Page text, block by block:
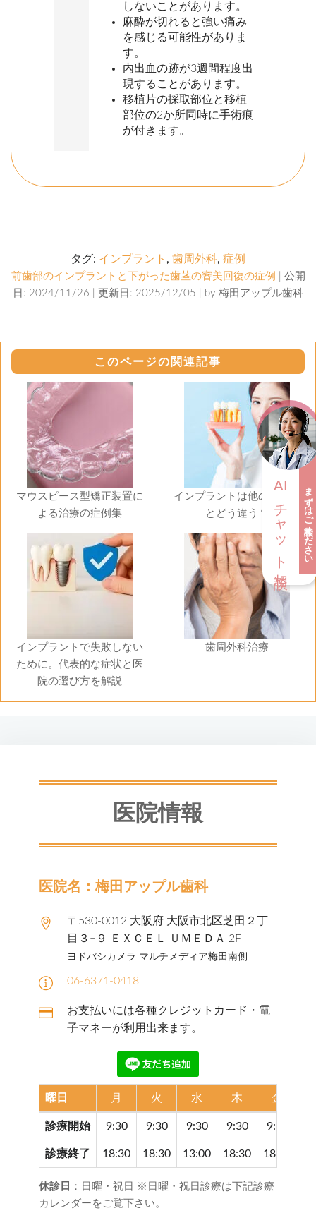
しないことがあります。
麻酔が切れると強い痛み
を感じる可能性がありま
す。
内出血の跡が3週間程度出
現することがあります。
移植片の採取部位と移植
部位の2か所同時に手術痕
が付きます。
タグ: インプラント , 歯周外科, 症例
前歯部のインプラントと下がった歯茎の審美回復の症例
| 公開
日: 2024/11/26 | 更新日: 2025/12/05 | by 梅田アップル歯科
このページの関連記事
マウスピース型矯正装置に
よる治療の症例集
インプラントは他の治療法
とどう違う？
インプラントで失敗しない
ために。代表的な症状と医
院の選び方を解説
歯周外科治療
医院情報
医院名：梅田アップル歯科
〒530-0012 大阪府 大阪市北区芝田２丁
目３−９ ＥＸＣＥＬ ＵＭＥＤＡ 2F
ヨドバシカメラ マルチメディア梅田南側
06-6371-0418
お支払いには各種クレジットカード・電
子マネーが利用出来ます。
曜日 月 火 水 木 金
診療開始 9:30 9:30 9:30 9:30 9:30
診療終了 18:30 18:30 13:00 18:30 18:30
休診日 ：日曜・祝日 ※日曜・祝日診療は下記診療
カレンダーをご覧下さい。
AI
チャット相談 まずはご相談ください